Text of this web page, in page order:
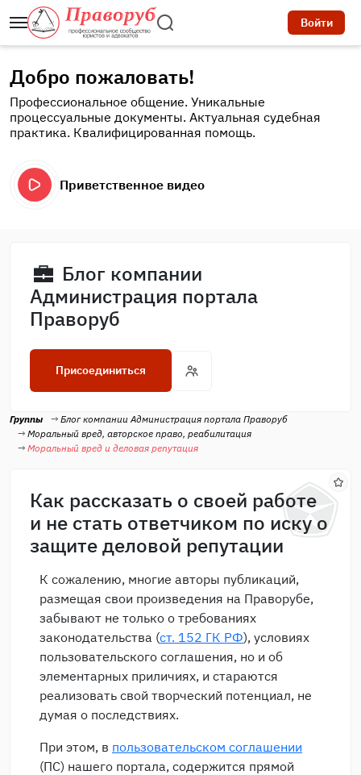
Войти
Добро пожаловать!
Профессиональное общение. Уникальные
процессуальные документы. Актуальная судебная
практика. Квалифицированная помощь.
Приветственное видео
Блог компании
Администрация портала
Праворуб
Присоединиться
Группы
Блог компании Администрация портала Праворуб
Моральный вред, авторское право, реабилитация
Моральный вред и деловая репутация
Как рассказать о своей работе
и не стать ответчиком по иску о
защите деловой репутации
К сожалению, многие авторы публикаций,
размещая свои произведения на Праворубе,
забывают не только о требованиях
законодательства (ст. 152 ГК РФ), условиях
пользовательского соглашения, но и об
элементарных приличиях, и стараются
реализовать свой творческий потенциал, не
думая о последствиях.
При этом, в пользовательском соглашении
(ПС) нашего портала, содержится прямой